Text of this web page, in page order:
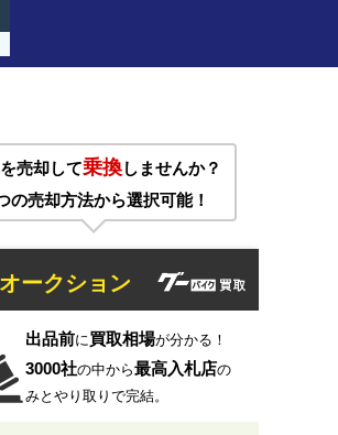
売却して乗換しませんか？
の売却方法から選択可能！
オークション
出品前に買取相場が分かる！
3000社の中から最高入札店の
みとやり取りで完結。